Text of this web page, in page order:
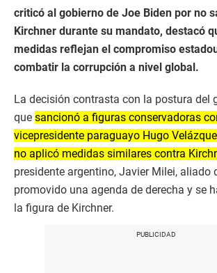
criticó al gobierno de Joe Biden por no
Kirchner durante su mandato, destacó
medidas reflejan el compromiso
combatir la corrupción a nivel global.
La decisión contrasta con la postura del
que sancionó a figuras conservadoras
vicepresidente paraguayo Hugo
no aplicó medidas similares contra
presidente argentino, Javier Milei, aliado
promovido una agenda de derecha y se
la figura de Kirchner.